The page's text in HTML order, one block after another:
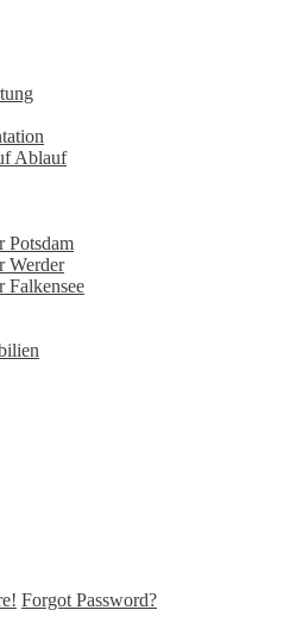
Ablauf
Potsdam
Werder
Falkensee
Forgot Password?